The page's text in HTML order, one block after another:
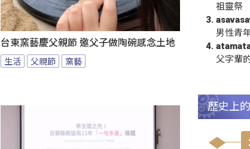
台東窯藝慶父親節 邀父子做陶碗感念土地
生活 父親節 窯藝
祖靈祭
男性青
父字輩
歷史上